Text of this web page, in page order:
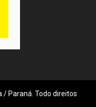
/ Paraná. Todo direitos